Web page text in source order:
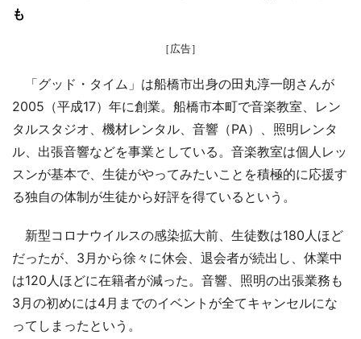
も
［広告］
「グッド・タイム」は船橋市出身の田丸淳一朗さんが
2005（平成17）年に創業。船橋市本町で音楽教室、レン
タルスタジオ、機材レンタル、音響（PA）、照明レンタ
ル、出張音響などを事業としている。音楽教室は個人レッ
スンが基本で、生徒がやってみたいことを積極的に応援す
る独自の体制が生徒から好評を得ているという。
新型コロナウイルスの感染拡大前、生徒数は180人ほど
だったが、3月から徐々に休会、退会者が続出し、休業中
は120人ほどに在籍者が減った。音響、照明の出張業務も
3月の初めには4月までのイベントが全てキャンセルにな
ってしまったという。